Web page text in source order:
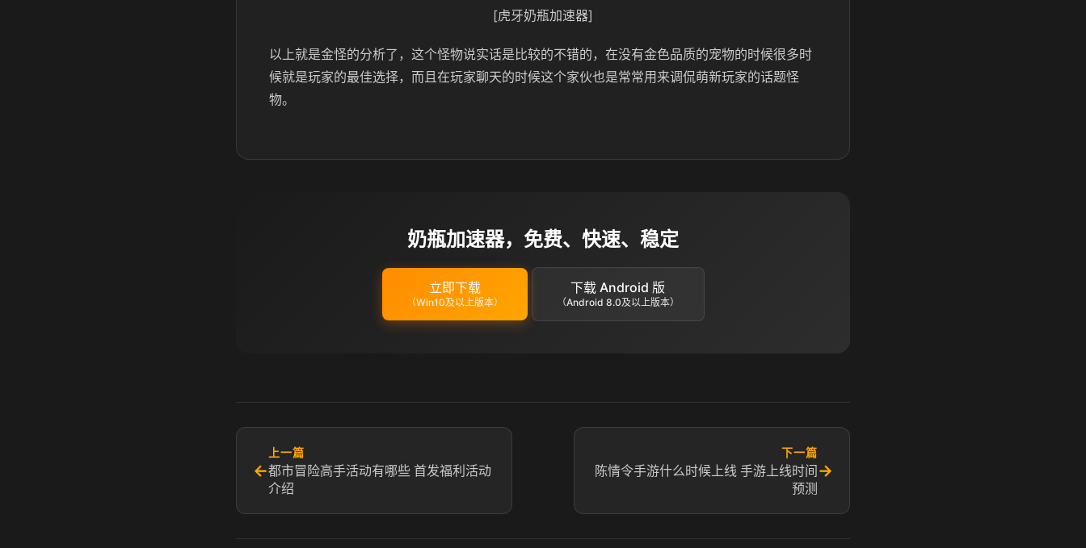
[虎牙奶瓶加速器]
以上就是金怪的分析了，这个怪物说实话是比较的不错的，在没有金色品质的宠物的时候很多时
候就是玩家的最佳选择，而且在玩家聊天的时候这个家伙也是常常用来调侃萌新玩家的话题怪
物。
奶瓶加速器，免费、快速、稳定
立即下载
（Win10及以上版本）
下载 Android 版
（Android 8.0及以上版本）
←
上一篇
都市冒险高手活动有哪些 首发福利活动
介绍
下一篇
陈情令手游什么时候上线 手游上线时间
预测
→